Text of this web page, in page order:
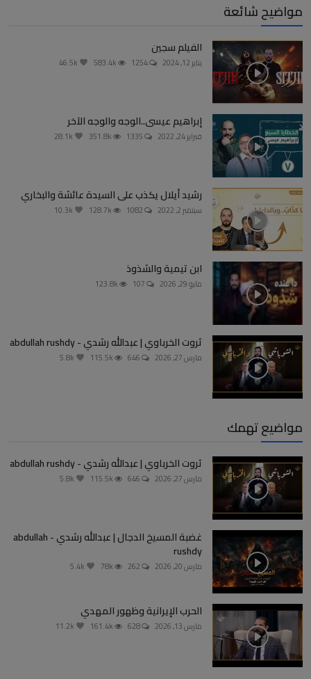
مواضيح شائعة
الفيلم سجين
يناير 12, 2024
إبراهيم عيسى..الوجه والوجه الآخر
فبراير 24, 2022
رشيد أيلال يكذب على السيدة عائشة والبخاري
سبتمبر 2, 2022
ابن تيمية والشذوذ
مايو 29, 2026
ثروت الخرباوي | عبدالله رشدي - abdullah rushdy
مارس 27, 2026
مواضيع تهمك
ثروت الخرباوي | عبدالله رشدي - abdullah rushdy
مارس 27, 2026
غضبة المسيخ الدجال | عبدالله رشدي - abdullah
rushdy
مارس 20, 2026
الحرب الإيرانية وظهور المهدي
مارس 13, 2026